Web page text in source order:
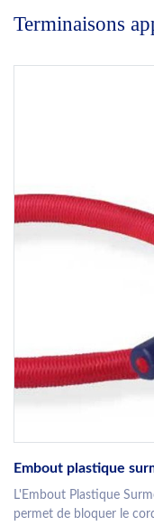
Terminaisons
Embout plastique
L'Embout Plastique
permet de bloquer le